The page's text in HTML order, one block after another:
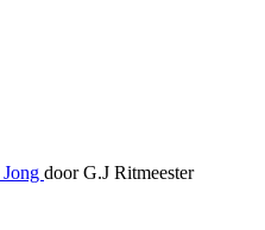
doorG.J Ritmeester